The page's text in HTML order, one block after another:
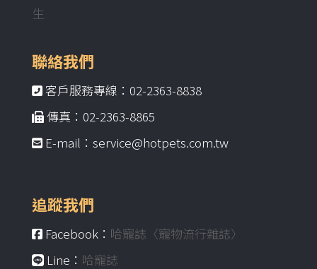
生
聯絡我們
客戶服務專線：02-2363-8838
傳真：02-2363-8865
E-mail：service@hotpets.com.tw
追蹤我們
Facebook： 哈寵誌〈寵物流行雜誌〉
Line： 哈寵誌